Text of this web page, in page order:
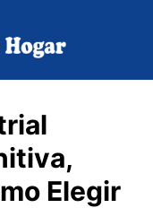
Elegir